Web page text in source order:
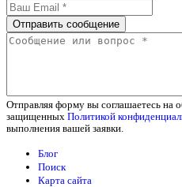
Отправить сообщение
Отправляя форму вы соглашаетесь на
защищенных Политикой
выполнения вашей заявки.
Блог
Поиск
Карта сайта